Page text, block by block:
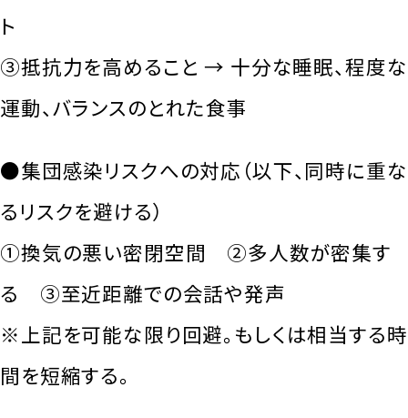
ト
③抵抗力を高めること → 十分な睡眠、程度な
運動、バランスのとれた食事
●集団感染リスクへの対応（以下、同時に重な
るリスクを避ける）
①換気の悪い密閉空間 ②多人数が密集す
る ③至近距離での会話や発声
※上記を可能な限り回避。もしくは相当する時
間を短縮する。